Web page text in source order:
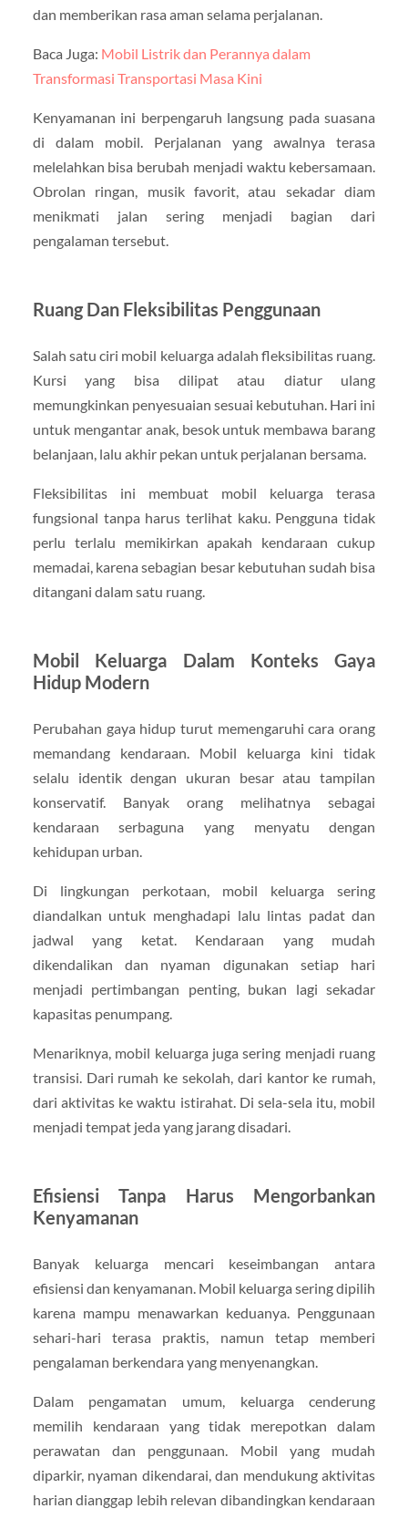
dan memberikan rasa aman selama perjalanan.
Baca Juga: Mobil Listrik dan Perannya dalam
Transformasi Transportasi Masa Kini
Kenyamanan ini berpengaruh langsung pada suasana
di dalam mobil. Perjalanan yang awalnya terasa
melelahkan bisa berubah menjadi waktu kebersamaan.
Obrolan ringan, musik favorit, atau sekadar diam
menikmati jalan sering menjadi bagian dari
pengalaman tersebut.
Ruang Dan Fleksibilitas Penggunaan
Salah satu ciri mobil keluarga adalah fleksibilitas ruang.
Kursi yang bisa dilipat atau diatur ulang
memungkinkan penyesuaian sesuai kebutuhan. Hari ini
untuk mengantar anak, besok untuk membawa barang
belanjaan, lalu akhir pekan untuk perjalanan bersama.
Fleksibilitas ini membuat mobil keluarga terasa
fungsional tanpa harus terlihat kaku. Pengguna tidak
perlu terlalu memikirkan apakah kendaraan cukup
memadai, karena sebagian besar kebutuhan sudah bisa
ditangani dalam satu ruang.
Mobil Keluarga Dalam Konteks Gaya
Hidup Modern
Perubahan gaya hidup turut memengaruhi cara orang
memandang kendaraan. Mobil keluarga kini tidak
selalu identik dengan ukuran besar atau tampilan
konservatif. Banyak orang melihatnya sebagai
kendaraan serbaguna yang menyatu dengan
kehidupan urban.
Di lingkungan perkotaan, mobil keluarga sering
diandalkan untuk menghadapi lalu lintas padat dan
jadwal yang ketat. Kendaraan yang mudah
dikendalikan dan nyaman digunakan setiap hari
menjadi pertimbangan penting, bukan lagi sekadar
kapasitas penumpang.
Menariknya, mobil keluarga juga sering menjadi ruang
transisi. Dari rumah ke sekolah, dari kantor ke rumah,
dari aktivitas ke waktu istirahat. Di sela-sela itu, mobil
menjadi tempat jeda yang jarang disadari.
Efisiensi Tanpa Harus Mengorbankan
Kenyamanan
Banyak keluarga mencari keseimbangan antara
efisiensi dan kenyamanan. Mobil keluarga sering dipilih
karena mampu menawarkan keduanya. Penggunaan
sehari-hari terasa praktis, namun tetap memberi
pengalaman berkendara yang menyenangkan.
Dalam pengamatan umum, keluarga cenderung
memilih kendaraan yang tidak merepotkan dalam
perawatan dan penggunaan. Mobil yang mudah
diparkir, nyaman dikendarai, dan mendukung aktivitas
harian dianggap lebih relevan dibandingkan kendaraan